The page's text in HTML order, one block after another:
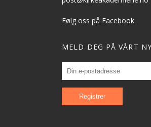
Følg oss på Facebook
MELD DEG PÅ VÅRT